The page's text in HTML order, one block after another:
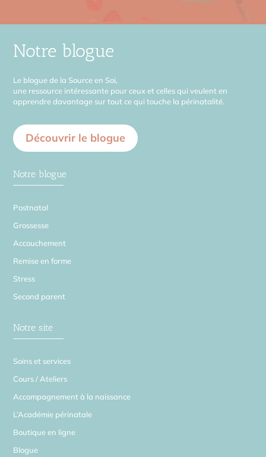
Notre blogue
Le blogue de la Source en Soi,
une ressource intéressante pour ceux et celles qui veulent en
apprendre davantage sur tout ce qui touche la périnatalité.
Découvrir le blogue
Notre blogue
Postnatal
Grossesse
Accouchement
Remise en forme
Stress
Second parent
Notre site
Soins et services
Cours / Ateliers
Accompagnement à la naissance
L’Académie périnatale
Boutique en ligne
Blogue